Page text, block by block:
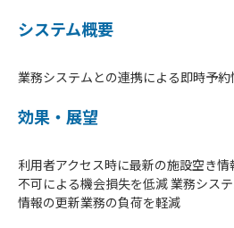
システム概要
業務システムとの連携による即時予
効果・展望
利用者アクセス時に最新の施設空き
不可による機会損失を低減 業務シス
情報の更新業務の負荷を軽減